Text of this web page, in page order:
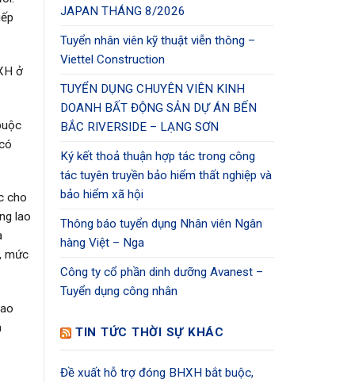
ở
cho
lao
mức
JAPAN THÁNG 8/2026
Tuyển nhân viên kỹ thuật viễn thông –
Viettel Construction
TUYỂN DỤNG CHUYÊN VIÊN KINH
DOANH BẤT ĐỘNG SẢN DỰ ÁN BẾN
BẮC RIVERSIDE – LẠNG SƠN
Ký kết thoả thuận hợp tác trong công
tác tuyên truyền bảo hiểm thất nghiệp và
bảo hiểm xã hội
Thông báo tuyển dụng Nhân viên Ngân
hàng Việt – Nga
Công ty cổ phần dinh dưỡng Avanest –
Tuyển dụng công nhân
TIN TỨC THỜI SỰ KHÁC
Đề xuất hỗ trợ đóng BHXH bắt buộc,